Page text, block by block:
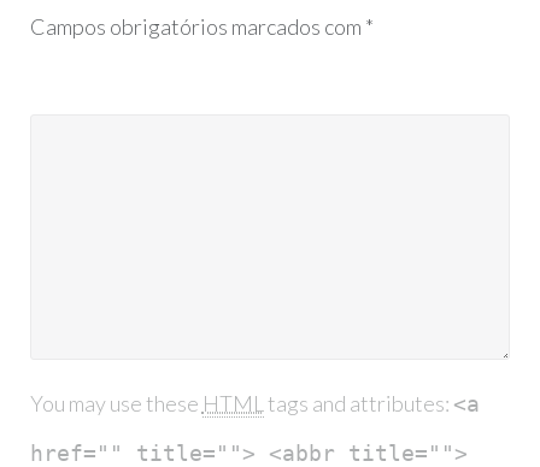
Campos obrigatórios marcados com *
You may use these HTML tags and attributes: <a
href="" title=""> <abbr title="">